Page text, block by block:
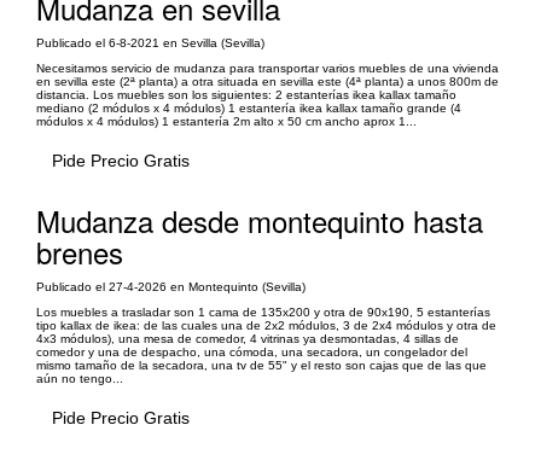
Publicado el 6-8-2021 en Sevilla (Sevilla)
Necesitamos servicio de mudanza para transportar varios muebles de una vivienda
en sevilla este (2ª planta) a otra situada en sevilla este (4ª planta) a unos 800m de
distancia. Los muebles son los siguientes: 2 estanterías ikea kallax tamaño
mediano (2 módulos x 4 módulos) 1 estantería ikea kallax tamaño grande (4
módulos x 4 módulos) 1 estantería 2m alto x 50 cm ancho aprox 1...
Pide Precio Gratis
Mudanza desde montequinto hasta
brenes
Publicado el 27-4-2026 en Montequinto (Sevilla)
Los muebles a trasladar son 1 cama de 135x200 y otra de 90x190, 5 estanterías
tipo kallax de ikea: de las cuales una de 2x2 módulos, 3 de 2x4 módulos y otra de
4x3 módulos), una mesa de comedor, 4 vitrinas ya desmontadas, 4 sillas de
comedor y una de despacho, una cómoda, una secadora, un congelador del
mismo tamaño de la secadora, una tv de 55" y el resto son cajas que de las que
aún no tengo...
Pide Precio Gratis